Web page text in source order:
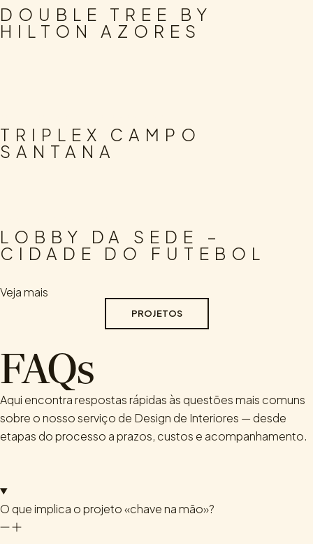
DOUBLE TREE BY
HILTON AZORES
TRIPLEX CAMPO
SANTANA
LOBBY DA SEDE –
CIDADE DO FUTEBOL
Veja mais
PROJETOS
FAQs
Aqui encontra respostas rápidas às questões mais comuns
sobre o nosso serviço de Design de Interiores — desde
etapas do processo a prazos, custos e acompanhamento.
O que implica o projeto «chave na mão»?